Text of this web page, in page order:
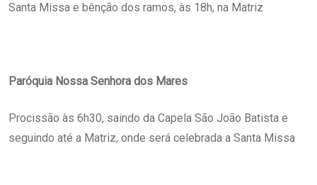
Santa Missa e bênção dos ramos, às 18h, na Matriz
Paróquia Nossa Senhora dos Mares
Procissão às 6h30, saindo da Capela São João Batista e
seguindo até a Matriz, onde será celebrada a Santa Missa